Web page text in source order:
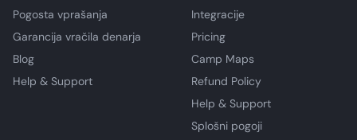
Pogosta vprašanja
Garancija vračila denarja
Blog
Help & Support
Integracije
Pricing
Camp Maps
Refund Policy
Help & Support
Splošni pogoji